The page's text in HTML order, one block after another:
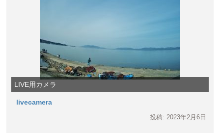
LIVE用カメラ
livecamera
投稿: 2023年2月6日